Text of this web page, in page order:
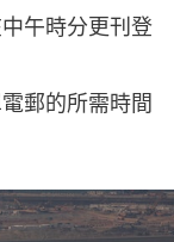
午時分更刊登
郵的所需時間